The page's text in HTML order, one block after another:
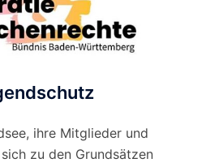
ihre Mitglieder und
zu den Grundsätzen